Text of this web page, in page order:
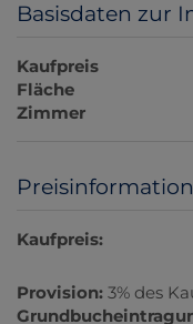
Basisdaten zur
Kaufpreis
Fläche
Zimmer
Preisinformation
Kaufpreis:
Provision: 3% des